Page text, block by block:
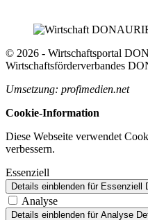
© 2026 - Wirtschaftsportal
Wirtschaftsförderverbandes
Umsetzung: profimedien.net
Cookie-Information
Diese Webseite verwendet
verbessern.
Essenziell
Details einblenden für Essenziell
Analyse
Details einblenden für Analyse